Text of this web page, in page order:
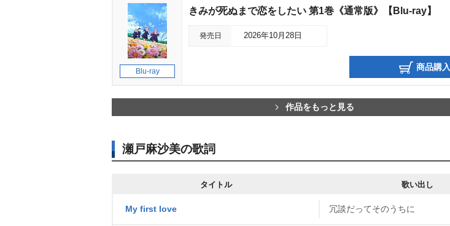
Blu-ray
きみが死ぬまで恋をしたい 第1巻《通常版》【Blu-ray】
発売日 2026年10月28日
商品購入
作品をもっと見る
瀬戸麻沙美の歌詞
タイトル 歌い出し
My first love 冗談だってそのうちに